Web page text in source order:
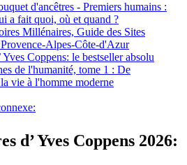
d'ancêtres - Premiers humains :
a fait quoi, où et quand ?
Millénaires, Guide des Sites
Alpes-Côte-d'Azur
Coppens: le bestseller absolu
de l'humanité, tome 1 : De
vie à l'homme moderne
d’ Yves Coppens 2026: